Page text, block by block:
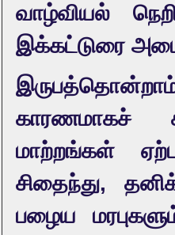
வாழ்வியல்
இக்கட்டுரை
காரணமாகச்
மாற்றங்கள்
சிதைந்து,
பழைய